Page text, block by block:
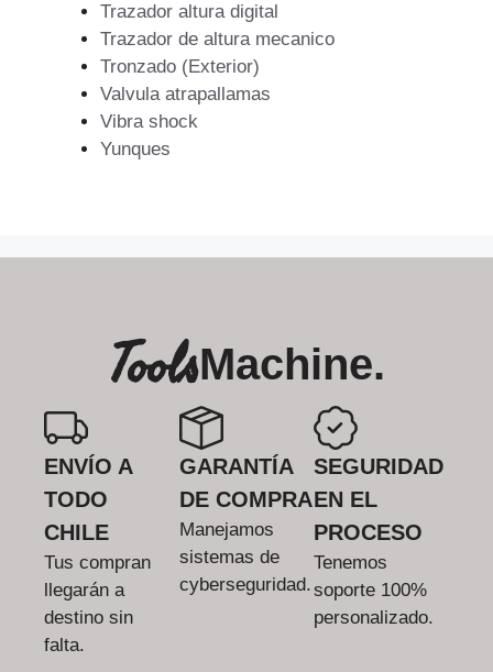
Trazador altura digital
Trazador de altura mecanico
Tronzado (Exterior)
Valvula atrapallamas
Vibra shock
Yunques
ToolsMachine.
ENVÍO A
TODO
CHILE
Tus compran
llegarán a
destino sin
falta.
GARANTÍA
DE COMPRA
Manejamos
sistemas de
cyberseguridad.
SEGURIDAD
EN EL
PROCESO
Tenemos
soporte 100%
personalizado.